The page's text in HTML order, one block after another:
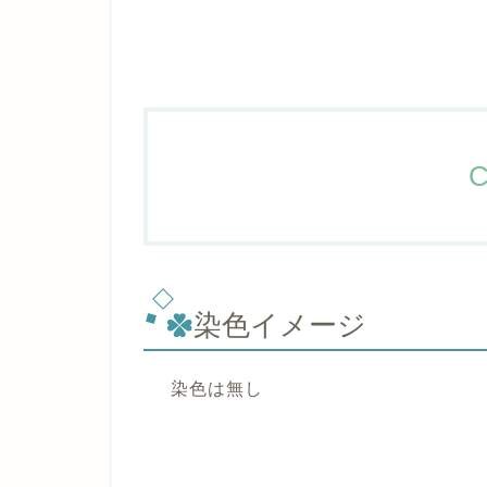
染色イメージ
染色は無し